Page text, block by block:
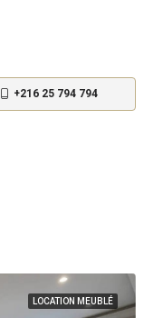
+216 25 794 794
LOCATION MEUBLÉ